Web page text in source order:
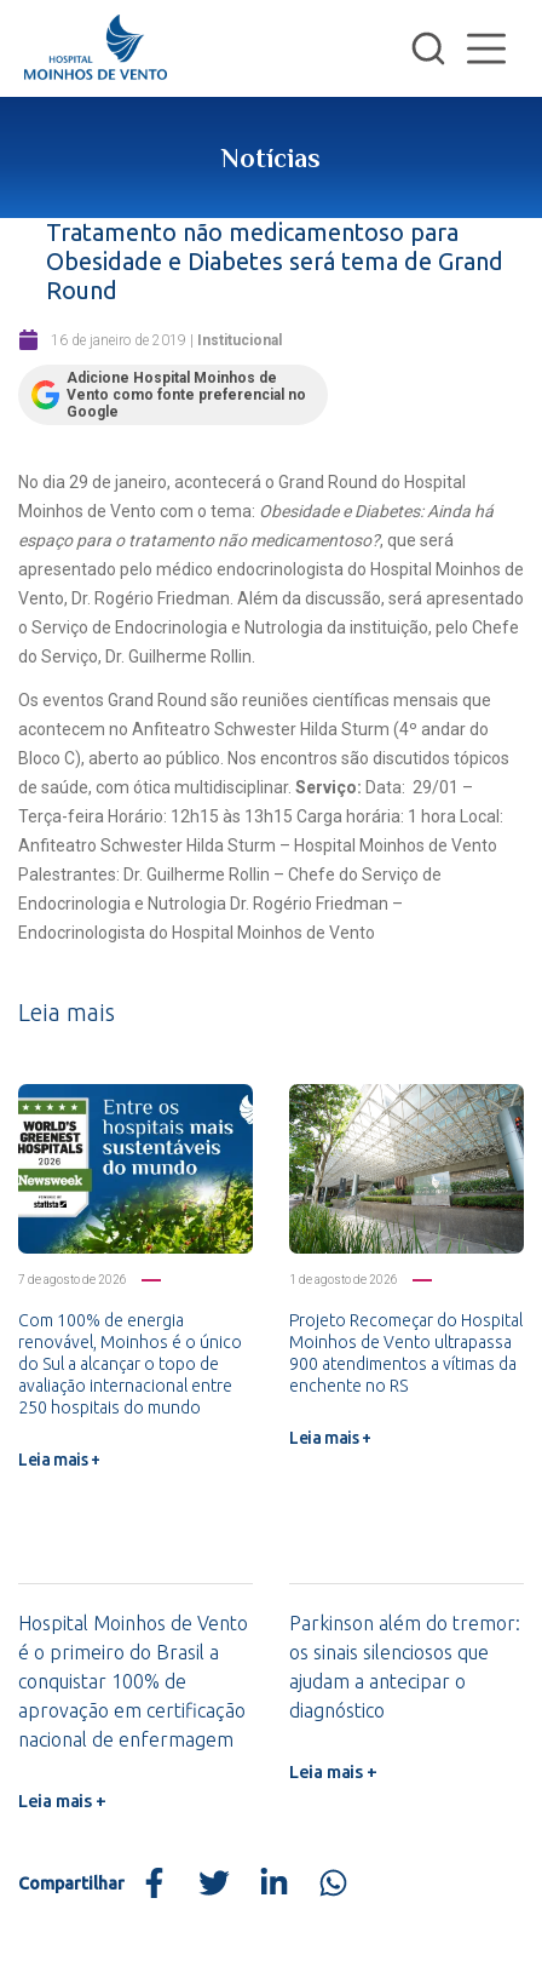
Notícias
Tratamento não medicamentoso para
Obesidade e Diabetes será tema de Grand
Round
16 de janeiro de 2019 | Institucional
Adicione Hospital Moinhos de
Vento como fonte preferencial no
Google
No dia 29 de janeiro, acontecerá o Grand Round do Hospital
Moinhos de Vento com o tema: Obesidade e Diabetes: Ainda há
espaço para o tratamento não medicamentoso?, que será
apresentado pelo médico endocrinologista do Hospital Moinhos de
Vento, Dr. Rogério Friedman. Além da discussão, será apresentado
o Serviço de Endocrinologia e Nutrologia da instituição, pelo Chefe
do Serviço, Dr. Guilherme Rollin.
Os eventos Grand Round são reuniões científicas mensais que
acontecem no Anfiteatro Schwester Hilda Sturm (4º andar do
Bloco C), aberto ao público. Nos encontros são discutidos tópicos
de saúde, com ótica multidisciplinar. Serviço: Data: 29/01 –
Terça-feira Horário: 12h15 às 13h15 Carga horária: 1 hora Local:
Anfiteatro Schwester Hilda Sturm – Hospital Moinhos de Vento
Palestrantes: Dr. Guilherme Rollin – Chefe do Serviço de
Endocrinologia e Nutrologia Dr. Rogério Friedman –
Endocrinologista do Hospital Moinhos de Vento
Leia mais
7 de agosto de 2026
Com 100% de energia
renovável, Moinhos é o único
do Sul a alcançar o topo de
avaliação internacional entre
250 hospitais do mundo
Leia mais +
1 de agosto de 2026
Projeto Recomeçar do Hospital
Moinhos de Vento ultrapassa
900 atendimentos a vítimas da
enchente no RS
Leia mais +
Hospital Moinhos de Vento
é o primeiro do Brasil a
conquistar 100% de
aprovação em certificação
nacional de enfermagem
Leia mais +
Parkinson além do tremor:
os sinais silenciosos que
ajudam a antecipar o
diagnóstico
Leia mais +
Compartilhar